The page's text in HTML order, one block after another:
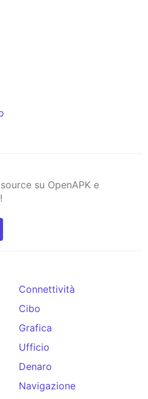
su OpenAPK e
Connettività
Cibo
Grafica
Ufficio
Denaro
Navigazione